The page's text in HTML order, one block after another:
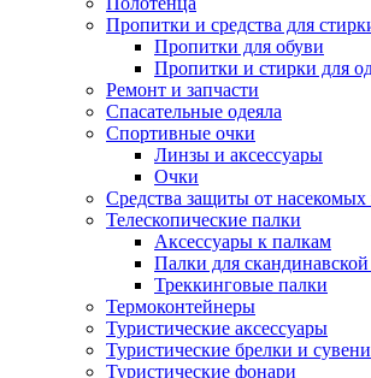
Пропитки и средства для
Пропитки для обуви
Пропитки и стирки для
Ремонт и запчасти
Спасательные одеяла
Спортивные очки
Линзы и аксессуары
Очки
Средства защиты от
Телескопические палки
Аксессуары к палкам
Палки для
Треккинговые палки
Термоконтейнеры
Туристические аксессуары
Туристические брелки и
Туристические фонари